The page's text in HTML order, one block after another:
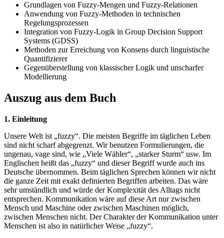
Grundlagen von Fuzzy-Mengen und Fuzzy-Relationen
Anwendung von Fuzzy-Methoden in technischen
Regelungsprozessen
Integration von Fuzzy-Logik in Group Decision Support
Systems (GDSS)
Methoden zur Erreichung von Konsens durch linguistische
Quantifizierer
Gegenüberstellung von klassischer Logik und unscharfer
Modellierung
Auszug aus dem Buch
1. Einleitung
Unsere Welt ist „fuzzy“. Die meisten Begriffe im täglichen Leben
sind nicht scharf abgegrenzt. Wir benutzen Formulierungen, die
ungenau, vage sind, wie „Viele Wähler“, „starker Sturm“ usw. Im
Englischen heißt das „fuzzy“ und dieser Begriff wurde auch ins
Deutsche übernommen. Beim täglichen Sprechen können wir nicht
die ganze Zeit mit exakt definierten Begriffen arbeiten. Das wäre
sehr umständlich und würde der Komplexität des Alltags nicht
entsprechen. Kommunikation wäre auf diese Art nur zwischen
Mensch und Maschine oder zwischen Maschinen möglich,
zwischen Menschen nicht. Der Charakter der Kommunikation unter
Menschen ist also in natürlicher Weise „fuzzy“.